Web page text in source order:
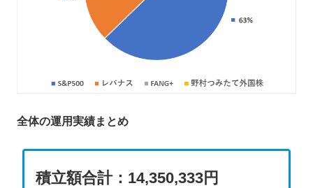
全体の運用実績まとめ
積立額合計：14,350,333円